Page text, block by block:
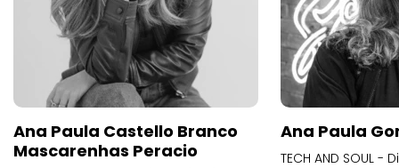
Ana Paula Castello Branco
Mascarenhas Peracio
Ana Paula
TECH AND SOUL